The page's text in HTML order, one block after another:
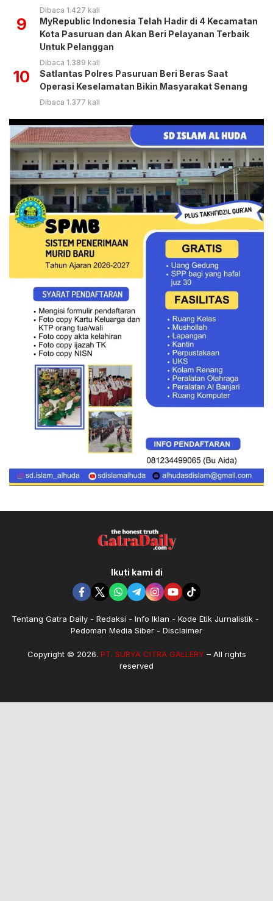
Dibaca 1.427 kali
9
MyRepublic Indonesia Telah Hadir di 4 Kecamatan
Kota Pasuruan dan Akan Beri Pelayanan Terbaik
Untuk Pelanggan
Dibaca 1.389 kali
10
Satlantas Polres Pasuruan Beri Beras Saat
Operasi Keselamatan Bikin Masyarakat Senang
Dibaca 1.377 kali
Ikuti kami di
Tentang Gatra Daily Redaksi Info Iklan
Kode Etik Jurnalistik
Pedoman Media Siber
Disclaimer
Copyright © 2026. PT. SURYA CITRA GALLERY– All rights
reserved